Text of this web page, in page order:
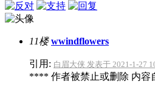
11楼 wwindflowers
引用: 白眉大侠 发表于 2021-1-27
**** 作者被禁止或删除 内容